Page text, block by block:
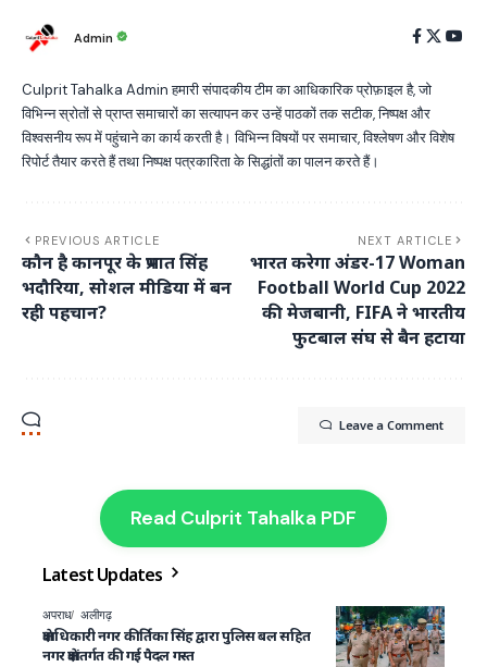
Admin
Culprit Tahalka Admin हमारी संपादकीय टीम का आधिकारिक प्रोफ़ाइल है, जो
विभिन्न स्रोतों से प्राप्त समाचारों का सत्यापन कर उन्हें पाठकों तक सटीक, निष्पक्ष और
विश्वसनीय रूप में पहुंचाने का कार्य करती है। विभिन्न विषयों पर समाचार, विश्लेषण और विशेष
रिपोर्ट तैयार करते हैं तथा निष्पक्ष पत्रकारिता के सिद्धांतों का पालन करते हैं।
PREVIOUS ARTICLE
कौन है कानपूर के प्रभात सिंह
भदौरिया, सोशल मीडिया में बन
रही पहचान?
NEXT ARTICLE
भारत करेगा अंडर-17 Woman
Football World Cup 2022
की मेजबानी, FIFA ने भारतीय
फुटबाल संघ से बैन हटाया
Leave a Comment
Read Culprit Tahalka PDF
Latest Updates
अपराध अलीगढ़
क्षेत्राधिकारी नगर कीर्तिका सिंह द्वारा पुलिस बल सहित
नगर क्षेत्रांतर्गत की गई पैदल गस्त